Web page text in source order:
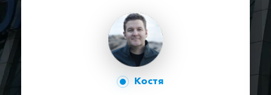
Костя